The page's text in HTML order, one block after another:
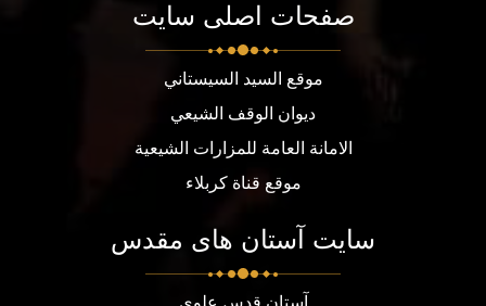
صفحات اصلی سایت
موقع السيد السيستاني
ديوان الوقف الشيعي
الامانة العامة للمزارات الشيعية
موقع قناة كربلاء
سایت آستان های مقدس